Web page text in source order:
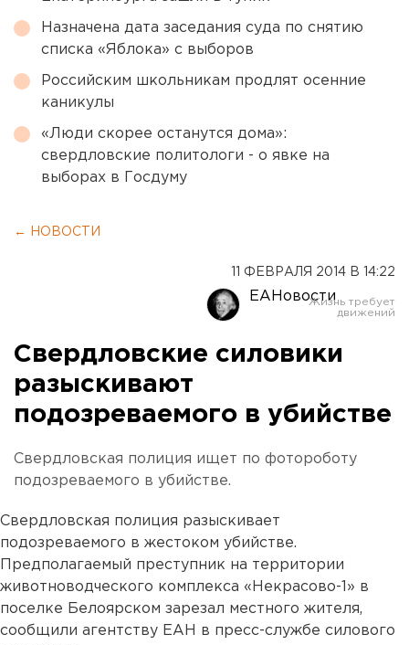
Назначена дата заседания суда по снятию
списка «Яблока» с выборов
Российским школьникам продлят осенние
каникулы
«Люди скорее останутся дома»:
свердловские политологи - о явке на
выборах в Госдуму
← НОВОСТИ
11 ФЕВРАЛЯ 2014 В 14:22
ЕАНовости
Свердловские силовики
разыскивают
подозреваемого в убийстве
Свердловская полиция ищет по фотороботу
подозреваемого в убийстве.
Свердловская полиция разыскивает
подозреваемого в жестоком убийстве.
Предполагаемый преступник на территории
животноводческого комплекса «Некрасово-1» в
поселке Белоярском зарезал местного жителя,
сообщили агентству ЕАН в пресс-службе силового